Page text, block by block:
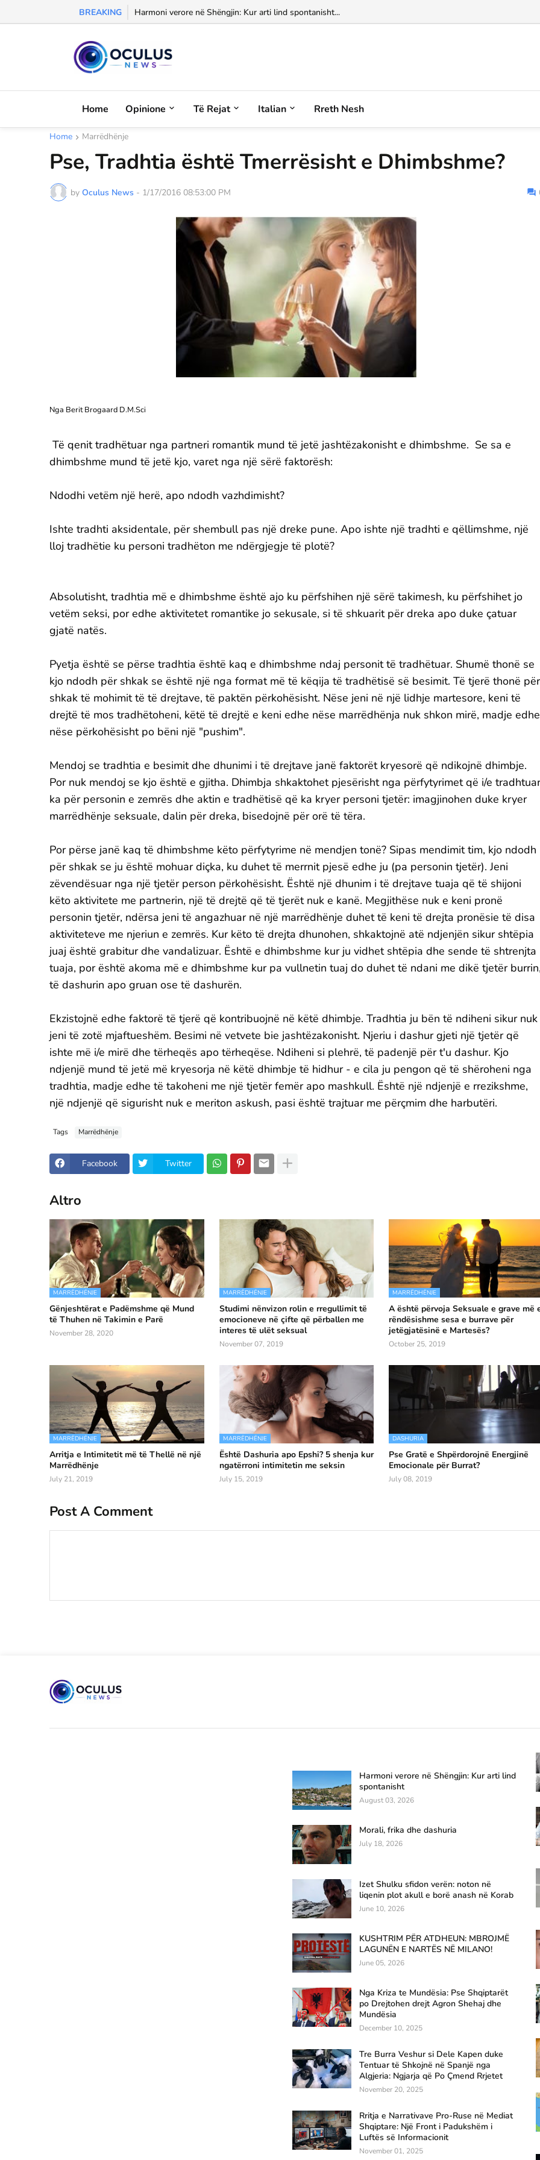
BREAKING Harmoni verore në Shëngjin: Kur arti lind spontanisht...
Morali, frika dhe dashuria...
Home Opinione Të Rejat Italian Rreth Nesh
Home Marrëdhënje
Pse, Tradhtia është Tmerrësisht e Dhimbshme?
by Oculus News - 1/17/2016 08:53:00 PM
Nga Berit Brogaard D.M.Sci
Të qenit tradhëtuar nga partneri romantik mund të jetë jashtëzakonisht e dhimbshme. Se sa e
dhimbshme mund të jetë kjo, varet nga një sërë faktorësh:
Ndodhi vetëm një herë, apo ndodh vazhdimisht?
Ishte tradhti aksidentale, për shembull pas një dreke pune. Apo ishte një tradhti e qëllimshme, një
lloj tradhëtie ku personi tradhëton me ndërgjegje të plotë?
Absolutisht, tradhtia më e dhimbshme është ajo ku përfshihen një sërë takimesh, ku përfshihet jo
vetëm seksi, por edhe aktivitetet romantike jo sekusale, si të shkuarit për dreka apo duke çatuar
gjatë natës.
Pyetja është se përse tradhtia është kaq e dhimbshme ndaj personit të tradhëtuar. Shumë thonë se
kjo ndodh për shkak se është një nga format më të këqija të tradhëtisë së besimit. Të tjerë thonë për
shkak të mohimit të të drejtave, të paktën përkohësisht. Nëse jeni në një lidhje martesore, keni të
drejtë të mos tradhëtoheni, këtë të drejtë e keni edhe nëse marrëdhënja nuk shkon mirë, madje edhe
nëse përkohësisht po bëni një "pushim".
Mendoj se tradhtia e besimit dhe dhunimi i të drejtave janë faktorët kryesorë që ndikojnë dhimbje.
Por nuk mendoj se kjo është e gjitha. Dhimbja shkaktohet pjesërisht nga përfytyrimet që i/e
ka për personin e zemrës dhe aktin e tradhëtisë që ka kryer personi tjetër: imagjinohen duke kryer
marrëdhënje seksuale, dalin për dreka, bisedojnë për orë të tëra.
Por përse janë kaq të dhimbshme këto përfytyrime në mendjen tonë? Sipas mendimit tim, kjo ndodh
për shkak se ju është mohuar diçka, ku duhet të merrnit pjesë edhe ju (pa personin tjetër). Jeni
zëvendësuar nga një tjetër person përkohësisht. Është një dhunim i të drejtave tuaja që të shijoni
këto aktivitete me partnerin, një të drejtë që të tjerët nuk e kanë. Megjithëse nuk e keni pronë
personin tjetër, ndërsa jeni të angazhuar në një marrëdhënje duhet të keni të drejta pronësie të disa
aktiviteteve me njeriun e zemrës. Kur këto të drejta dhunohen, shkaktojnë atë ndjenjën sikur shtëpia
juaj është grabitur dhe vandalizuar. Është e dhimbshme kur ju vidhet shtëpia dhe sende të shtrenjta
tuaja, por është akoma më e dhimbshme kur pa vullnetin tuaj do duhet të ndani me dikë tjetër
të dashurin apo gruan ose të dashurën.
Ekzistojnë edhe faktorë të tjerë që kontribuojnë në këtë dhimbje. Tradhtia ju bën të ndiheni sikur nuk
jeni të zotë mjaftueshëm. Besimi në vetvete bie jashtëzakonisht. Njeriu i dashur gjeti një tjetër që
ishte më i/e mirë dhe tërheqës apo tërheqëse. Ndiheni si plehrë, të padenjë për t'u dashur. Kjo
ndjenjë mund të jetë më kryesorja në këtë dhimbje të hidhur - e cila ju pengon që të shëroheni nga
tradhtia, madje edhe të takoheni me një tjetër femër apo mashkull. Është një ndjenjë e rrezikshme,
një ndjenjë që sigurisht nuk e meriton askush, pasi është trajtuar me përçmim dhe harbutëri.
Tags Marrëdhënje
Facebook Twitter
Altro
MARRËDHËNJE
Gënjeshtërat e Padëmshme që Mund
të Thuhen në Takimin e Parë
November 28, 2020
MARRËDHËNJE
Studimi nënvizon rolin e rregullimit të
emocioneve në çifte që përballen me
interes të ulët seksual
November 07, 2019
MARRËDHËNJE
A është përvoja Seksuale e grave më
rëndësishme sesa e burrave për
jetëgjatësinë e Martesës?
October 25, 2019
MARRËDHËNJE
Arritja e Intimitetit më të Thellë në një
Marrëdhënje
July 21, 2019
MARRËDHËNJE
Është Dashuria apo Epshi? 5 shenja kur
ngatërroni intimitetin me seksin
July 15, 2019
DASHURIA
Pse Gratë e Shpërdorojnë Energjinë
Emocionale për Burrat?
July 08, 2019
Post A Comment
Harmoni verore në Shëngjin: Kur arti lind
spontanisht
August 03, 2026
Morali, frika dhe dashuria
July 18, 2026
Izet Shulku sfidon verën: noton në
liqenin plot akull e borë anash në Korab
June 10, 2026
KUSHTRIM PËR ATDHEUN: MBROJMË
LAGUNËN E NARTËS NË MILANO!
June 05, 2026
Nga Kriza te Mundësia: Pse Shqiptarët
po Drejtohen drejt Agron Shehaj dhe
Mundësia
December 10, 2025
Tre Burra Veshur si Dele Kapen duke
Tentuar të Shkojnë në Spanjë nga
Algjeria: Ngjarja që Po Çmend Rrjetet
November 20, 2025
Rritja e Narrativave Pro-Ruse në Mediat
Shqiptare: Një Front i Padukshëm i
Luftës së Informacionit
November 01, 2025